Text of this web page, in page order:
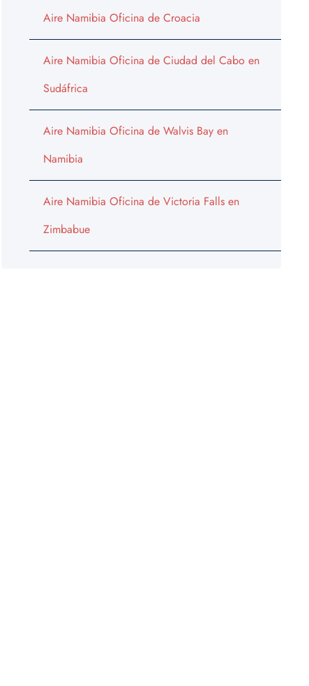
Aire Namibia Oficina de Croacia
Aire Namibia Oficina de Ciudad del Cabo en
Sudáfrica
Aire Namibia Oficina de Walvis Bay en
Namibia
Aire Namibia Oficina de Victoria Falls en
Zimbabue